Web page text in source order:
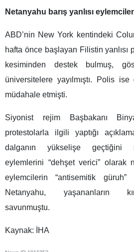
Netanyahu barış yanlısı
ABD’nin New York kentindeki
hafta önce başlayan Filistin yanlısı
kesiminden destek bulmuş,
üniversitelere yayılmıştı. Polis
müdahale etmişti.
Siyonist rejim Başbakanı
protestolarla ilgili yaptığı
dalganın yükselişe geçtiğini
eylemlerini “dehşet verici” olarak
eylemcilerin “antisemitik
Netanyahu, yaşananların
savunmuştu.
Kaynak: İHA